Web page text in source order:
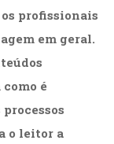
profissionais
em geral.
é
o leitor a